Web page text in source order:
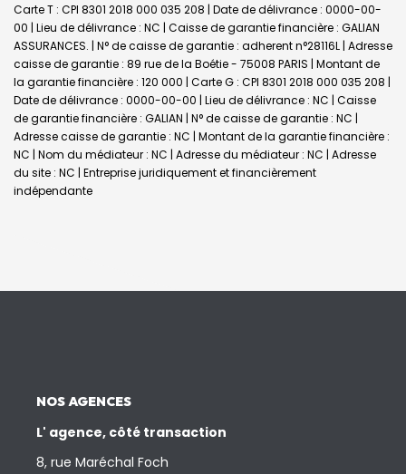
Carte T : CPI 8301 2018 000 035 208 | Date de délivrance : 0000-00-
00 | Lieu de délivrance : NC | Caisse de garantie financière : GALIAN
ASSURANCES. | N° de caisse de garantie : adherent n°28116L | Adresse
caisse de garantie : 89 rue de la Boétie - 75008 PARIS | Montant de
la garantie financière : 120 000 | Carte G : CPI 8301 2018 000 035 208 |
Date de délivrance : 0000-00-00 | Lieu de délivrance : NC | Caisse
de garantie financière : GALIAN | N° de caisse de garantie : NC |
Adresse caisse de garantie : NC | Montant de la garantie financière :
NC | Nom du médiateur : NC | Adresse du médiateur : NC | Adresse
du site : NC | Entreprise juridiquement et financièrement
indépendante
NOS AGENCES
L' agence, côté transaction
8, rue Maréchal Foch